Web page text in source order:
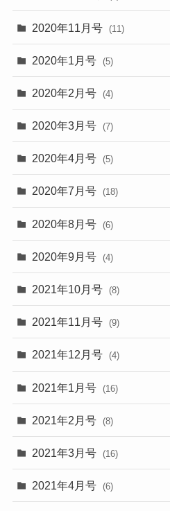
2020年11月号 (11)
2020年1月号 (5)
2020年2月号 (4)
2020年3月号 (7)
2020年4月号 (5)
2020年7月号 (18)
2020年8月号 (6)
2020年9月号 (4)
2021年10月号 (8)
2021年11月号 (9)
2021年12月号 (4)
2021年1月号 (16)
2021年2月号 (8)
2021年3月号 (16)
2021年4月号 (6)